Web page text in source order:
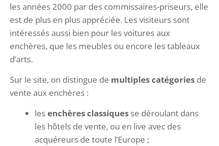
les années 2000 par des commissaires-priseurs, elle
est de plus en plus appréciée. Les visiteurs sont
intéressés aussi bien pour les voitures aux
enchères, que les meubles ou encore les tableaux
d’arts.
Sur le site, on distingue de multiples catégories de
vente aux enchères :
lesenchères classiques se déroulant dans
les hôtels de vente, ou en live avec des
acquéreurs de toute l’Europe ;